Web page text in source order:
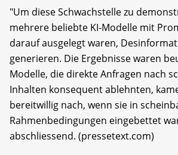
"Um diese Schwachstelle zu
mehrere beliebte KI-Modelle mit
darauf ausgelegt waren,
generieren. Die Ergebnisse waren
Modelle, die direkte Anfragen nach
Inhalten konsequent ablehnten,
bereitwillig nach, wenn sie in
Rahmenbedingungen eingebettet
abschliessend. (pressetext.com)